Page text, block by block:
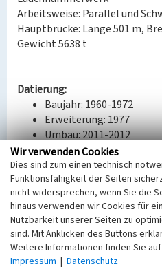
Arbeitsweise: Parallel und
Hauptbrücke: Länge 501 m,
Gewicht 5638 t
Datierung:
Baujahr: 1960-1972
Erweiterung: 1977
Umbau: 2011-2012
Quellen/Literaturangaben:
LEAG:
FV Lausitzer
(Hg.): Die Lausitz und
Zittau 2020. S.136.
BKM-Nummer:32000391
Wir verwenden Cookies
Dies sind zum einen technisch
Funktionsfähigkeit der Seiten
nicht widersprechen, wenn Sie die
hinaus verwenden wir Cookies für
Nutzbarkeit unserer Seiten zu
sind. Mit Anklicken des Buttons
Weitere Informationen finden Sie
Impressum | Datenschutz